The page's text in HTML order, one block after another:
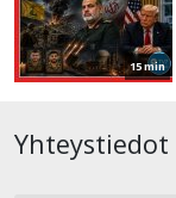
15 min
Yhteystiedot